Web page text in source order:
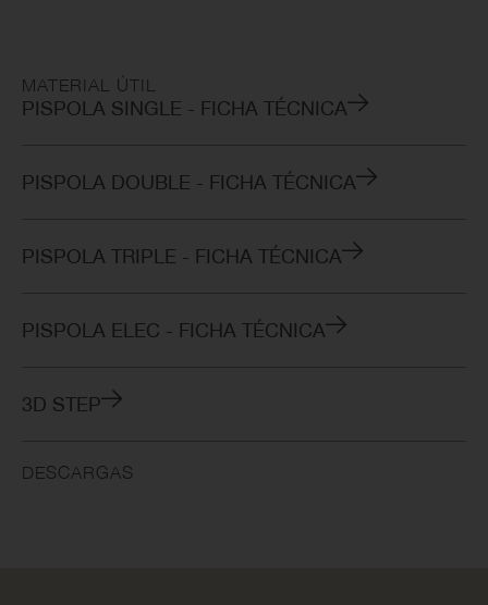
MATERIAL ÚTIL
PISPOLA SINGLE - FICHA TÉCNICA
PISPOLA DOUBLE - FICHA TÉCNICA
PISPOLA TRIPLE - FICHA TÉCNICA
PISPOLA ELEC - FICHA TÉCNICA
3D STEP
DESCARGAS